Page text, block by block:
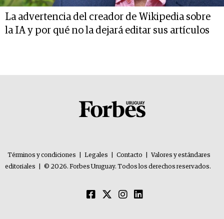
La advertencia del creador de Wikipedia sobre
la IA y por qué no la dejará editar sus artículos
Términos y condiciones Legales Contacto
Valores y estándares
editoriales
© 2026. Forbes Uruguay. Todos los derechos reservados.